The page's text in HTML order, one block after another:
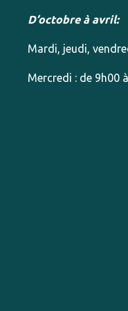
D’octobre à avril:
Mardi, jeudi,
Mercredi : de 9h00